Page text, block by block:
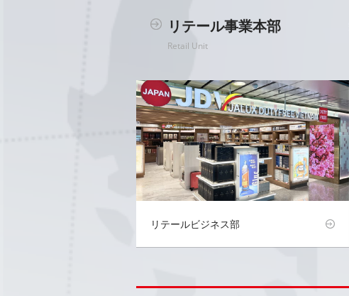
リテール事業本部
Retail Unit
リテールビジネス部